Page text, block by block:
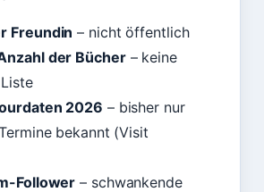
Freundin – nicht öffentlich
der Bücher– keine
2026 – bisher nur
bekannt (Visit
Follower – schwankende